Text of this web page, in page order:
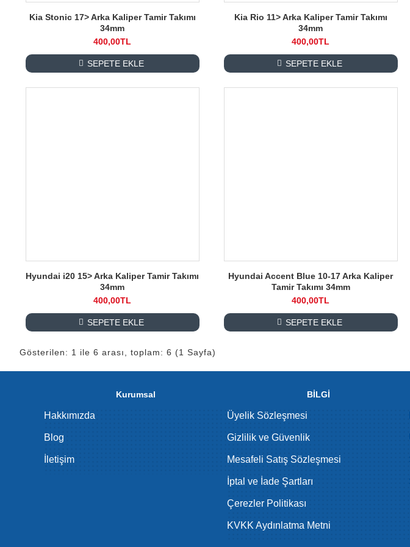
Kia Stonic 17> Arka Kaliper Tamir Takımı
34mm
400,00TL
SEPETE EKLE
Kia Rio 11> Arka Kaliper Tamir Takımı
34mm
400,00TL
SEPETE EKLE
Hyundai i20 15> Arka Kaliper Tamir Takımı
34mm
400,00TL
SEPETE EKLE
Hyundai Accent Blue 10-17 Arka Kaliper
Tamir Takımı 34mm
400,00TL
SEPETE EKLE
Gösterilen: 1 ile 6 arası, toplam: 6 (1 Sayfa)
Kurumsal
Hakkımızda
Blog
İletişim
BİLGİ
Üyelik Sözleşmesi
Gizlilik ve Güvenlik
Mesafeli Satış Sözleşmesi
İptal ve İade Şartları
Çerezler Politikası
KVKK Aydınlatma Metni